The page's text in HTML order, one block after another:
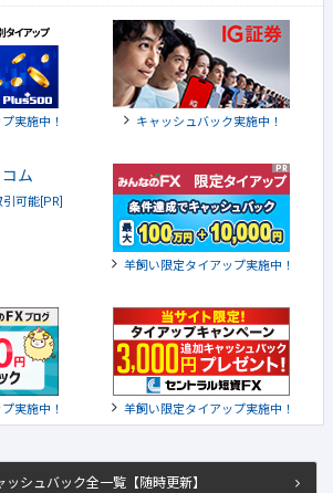
ッシュバック全一覧【随時更新】
実施中！ キャッシュバック実施中！
可能[PR]
羊飼い限定タイアップ実施中！
実施中！ 羊飼い限定タイアップ実施中！